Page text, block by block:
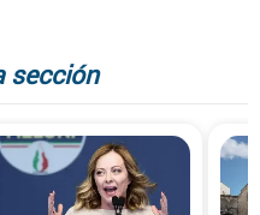
sección